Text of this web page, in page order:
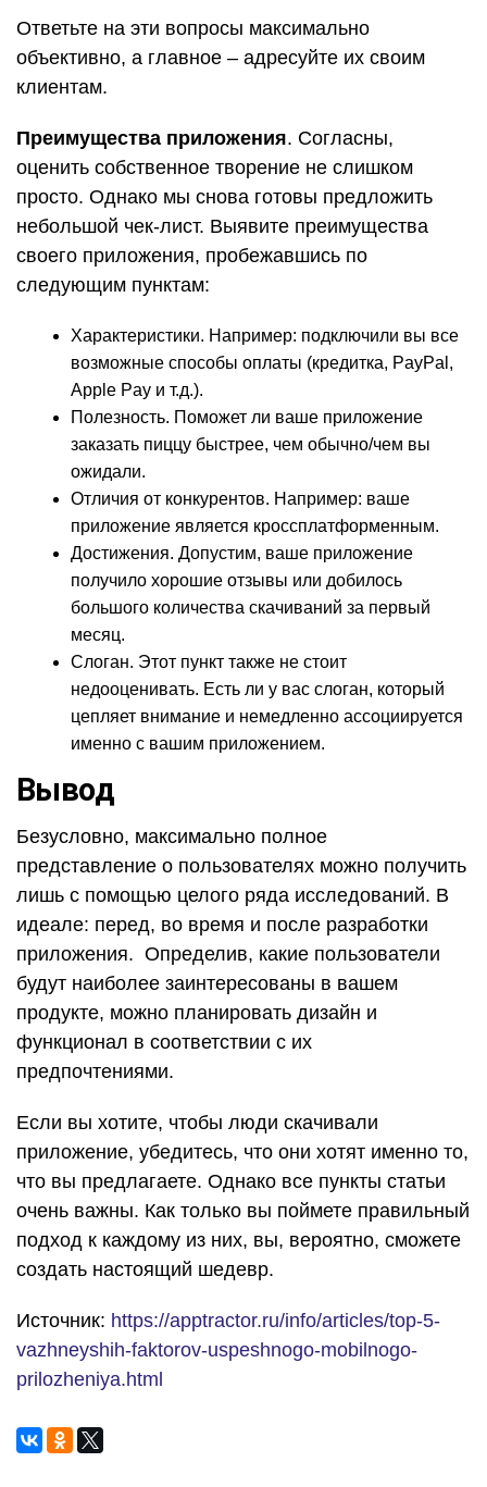
Ответьте на эти вопросы максимально
объективно, а главное – адресуйте их своим
клиентам.
Преимущества приложения. Согласны,
оценить собственное творение не слишком
просто. Однако мы снова готовы предложить
небольшой чек-лист. Выявите преимущества
своего приложения, пробежавшись по
следующим пунктам:
Характеристики. Например: подключили вы все
возможные способы оплаты (кредитка, PayPal,
Apple Pay и т.д.).
Полезность. Поможет ли ваше приложение
заказать пиццу быстрее, чем обычно/чем вы
ожидали.
Отличия от конкурентов. Например: ваше
приложение является кроссплатформенным.
Достижения. Допустим, ваше приложение
получило хорошие отзывы или добилось
большого количества скачиваний за первый
месяц.
Слоган. Этот пункт также не стоит
недооценивать. Есть ли у вас слоган, который
цепляет внимание и немедленно ассоциируется
именно с вашим приложением.
Вывод
Безусловно, максимально полное
представление о пользователях можно получить
лишь с помощью целого ряда исследований. В
идеале: перед, во время и после разработки
приложения. Определив, какие пользователи
будут наиболее заинтересованы в вашем
продукте, можно планировать дизайн и
функционал в соответствии с их
предпочтениями.
Если вы хотите, чтобы люди скачивали
приложение, убедитесь, что они хотят именно то,
что вы предлагаете. Однако все пункты статьи
очень важны. Как только вы поймете правильный
подход к каждому из них, вы, вероятно, сможете
создать настоящий шедевр.
Источник: https://apptractor.ru/info/articles/top-5-
vazhneyshih-faktorov-uspeshnogo-mobilnogo-
prilozheniya.html